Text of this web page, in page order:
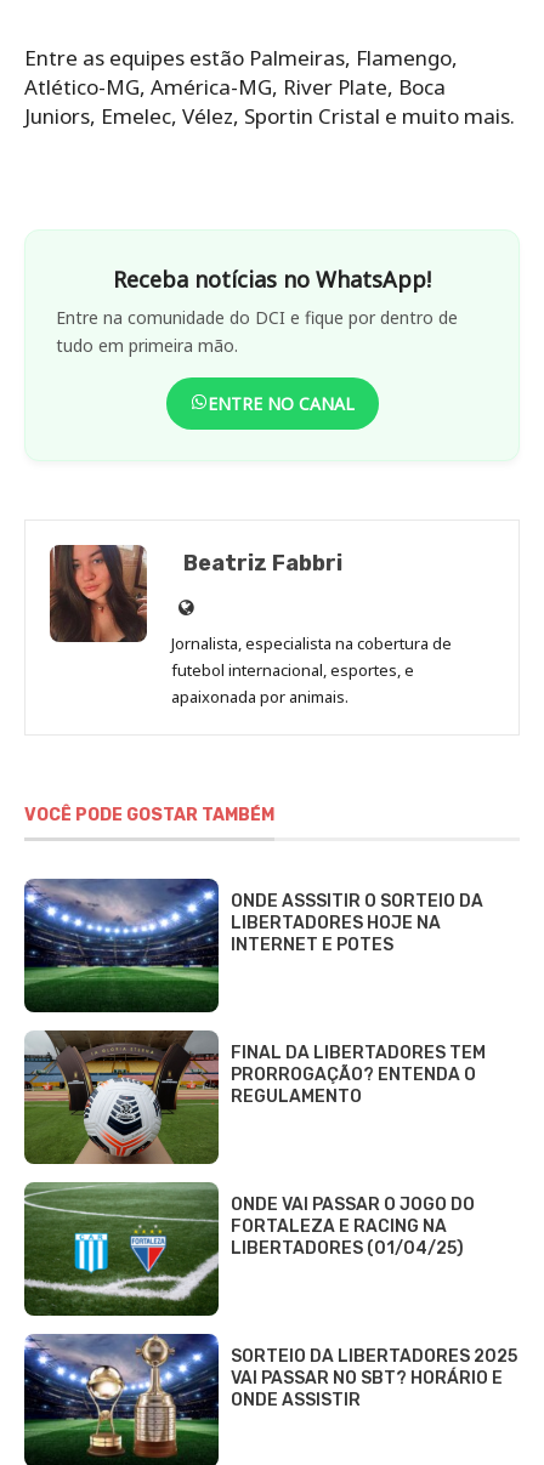
Entre as equipes estão Palmeiras, Flamengo,
Atlético-MG, América-MG, River Plate, Boca
Juniors, Emelec, Vélez, Sportin Cristal e muito mais.
Receba notícias no WhatsApp!
Entre na comunidade do DCI e fique por dentro de
tudo em primeira mão.
ENTRE NO CANAL
Beatriz Fabbri
Site
de
Beatriz
Fabbri
Jornalista, especialista na cobertura de
futebol internacional, esportes, e
apaixonada por animais.
VOCÊ PODE GOSTAR TAMBÉM
ONDE ASSSITIR O SORTEIO DA
LIBERTADORES HOJE NA
INTERNET E POTES
FINAL DA LIBERTADORES TEM
PRORROGAÇÃO? ENTENDA O
REGULAMENTO
ONDE VAI PASSAR O JOGO DO
FORTALEZA E RACING NA
LIBERTADORES (01/04/25)
SORTEIO DA LIBERTADORES 2025
VAI PASSAR NO SBT? HORÁRIO E
ONDE ASSISTIR